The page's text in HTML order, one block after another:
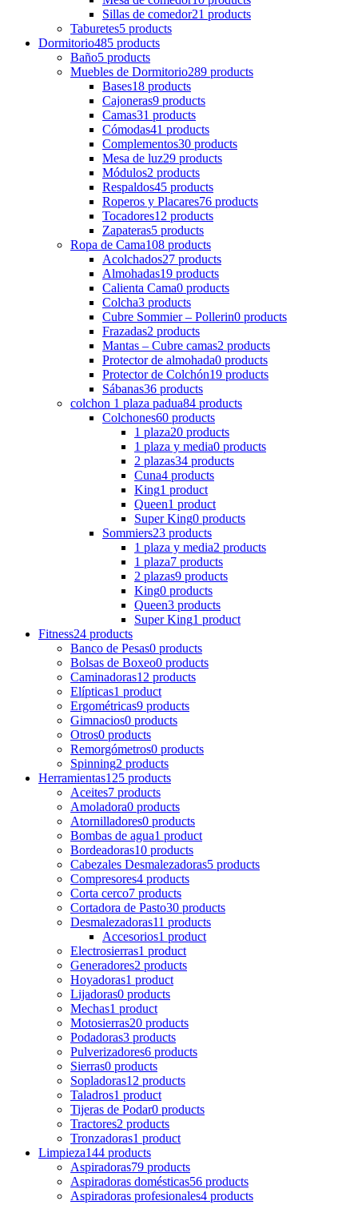
Sillas de comedor21 products
Taburetes5 products
Dormitorio485 products
Baño5 products
Muebles de Dormitorio289 products
Bases18 products
Cajoneras9 products
Camas31 products
Cómodas41 products
Complementos30 products
Mesa de luz29 products
Módulos2 products
Respaldos45 products
Roperos y Placares76 products
Tocadores12 products
Zapateras5 products
Ropa de Cama108 products
Acolchados27 products
Almohadas19 products
Calienta Cama0 products
Colcha3 products
Cubre Sommier – Pollerin0 products
Frazadas2 products
Mantas – Cubre camas2 products
Protector de almohada0 products
Protector de Colchón19 products
Sábanas36 products
colchon 1 plaza padua84 products
Colchones60 products
1 plaza20 products
1 plaza y media0 products
2 plazas34 products
Cuna4 products
King1 product
Queen1 product
Super King0 products
Sommiers23 products
1 plaza y media2 products
1 plaza7 products
2 plazas9 products
King0 products
Queen3 products
Super King1 product
Fitness24 products
Banco de Pesas0 products
Bolsas de Boxeo0 products
Caminadoras12 products
Elípticas1 product
Ergométricas9 products
Gimnacios0 products
Otros0 products
Remorgómetros0 products
Spinning2 products
Herramientas125 products
Aceites7 products
Amoladora0 products
Atornilladores0 products
Bombas de agua1 product
Bordeadoras10 products
Cabezales Desmalezadoras5 products
Compresores4 products
Corta cerco7 products
Cortadora de Pasto30 products
Desmalezadoras11 products
Accesorios1 product
Electrosierras1 product
Generadores2 products
Hoyadoras1 product
Lijadoras0 products
Mechas1 product
Motosierras20 products
Podadoras3 products
Pulverizadores6 products
Sierras0 products
Sopladoras12 products
Taladros1 product
Tijeras de Podar0 products
Tractores2 products
Tronzadoras1 product
Limpieza144 products
Aspiradoras79 products
Aspiradoras domésticas56 products
Aspiradoras profesionales4 products